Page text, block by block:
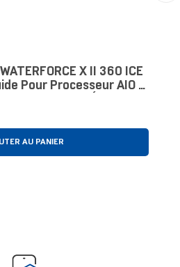
X II 360 ICE
Pour Processeur AIO -
De 120 Mm, Écran LCD
AU PANIER